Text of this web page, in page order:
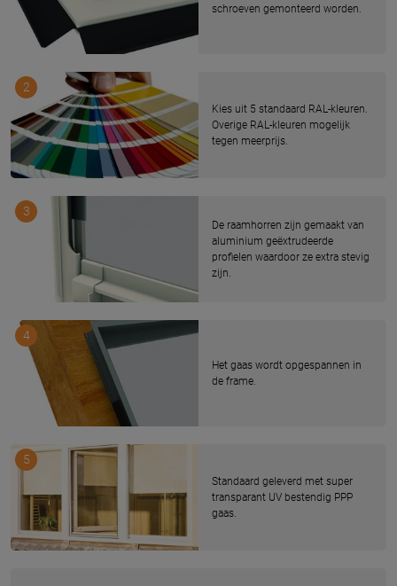
schroeven gemonteerd worden.
Kies uit 5 standaard RAL-kleuren.
Overige RAL-kleuren mogelijk
tegen meerprijs.
2
De raamhorren zijn gemaakt van
aluminium geëxtrudeerde
profielen waardoor ze extra stevig
zijn.
3
Het gaas wordt opgespannen in
de frame.
4
Standaard geleverd met super
transparant UV bestendig PPP
gaas.
5